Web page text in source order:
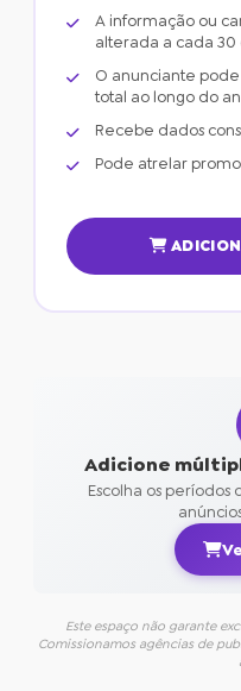
A informação ou
alterada a cada 30
O anunciante
total ao longo do
Recebe dados
Pode atrelar
Adicione
Escolha os períodos
Este espaço não garante
Comissionamos agências de